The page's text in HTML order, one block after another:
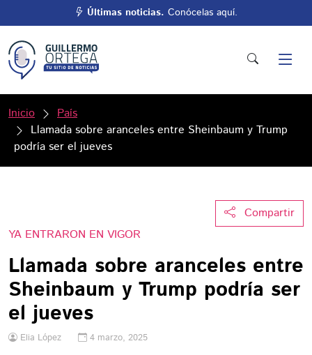
Últimas noticias. Conócelas aquí.
Inicio
País
Llamada sobre aranceles entre Sheinbaum y Trump
podría ser el jueves
Compartir
YA ENTRARON EN VIGOR
Llamada sobre aranceles entre
Sheinbaum y Trump podría ser
el jueves
Elia López 4 marzo, 2025